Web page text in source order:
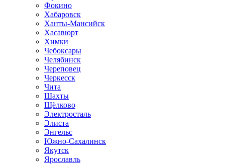
Фокино
Хабаровск
Ханты-Мансийск
Хасавюрт
Химки
Чебоксары
Челябинск
Череповец
Черкесск
Чита
Шахты
Щёлково
Электросталь
Элиста
Энгельс
Южно-Сахалинск
Якутск
Ярославль